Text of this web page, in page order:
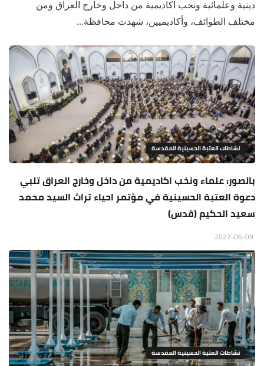
دينية وعلمائية ونخب اكاديمية من داخل وخارج العراق ومن
مختلف الطوائف، وأكاديميين، شهدت محافظة...
نشاطات العتبة الحسينية المقدسة
بالصور: علماء ونخب اكاديمية من داخل وخارج العراق تلبي
دعوة العتبة الحسينية في مؤتمر احياء تراث السيد محمد
سعيد الحكيم (قدس)
نشاطات العتبة الحسينية المقدسة